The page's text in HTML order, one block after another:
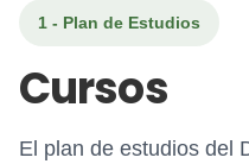
1 - Plan de Estudios
Cursos
El plan de estudios del